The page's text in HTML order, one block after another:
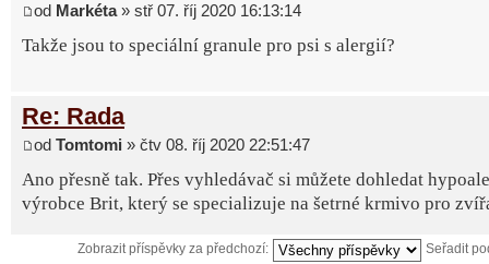
od Markéta» stř 07. říj 2020 16:13:14
Takže jsou to speciální granule pro psi s alergií?
Re: Rada
od Tomtomi » čtv 08. říj 2020 22:51:47
Ano přesně tak. Přes vyhledávač si můžete dohledat
výrobce Brit, který se specializuje na šetrné krmivo pro
Zobrazit příspěvky za předchozí: Seřadit